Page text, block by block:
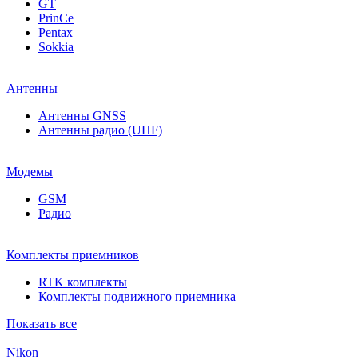
GT
PrinCe
Pentax
Sokkia
Антенны
Антенны GNSS
Антенны радио (UHF)
Модемы
GSM
Радио
Комплекты приемников
RTK комплекты
Комплекты подвижного приемника
Показать все
Nikon